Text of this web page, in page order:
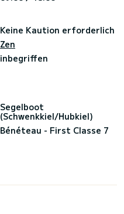
Keine Kaution erforderlich
Zen
inbegriffen
Segelboot
(Schwenkkiel/Hubkiel)
Bénéteau - First Classe 7